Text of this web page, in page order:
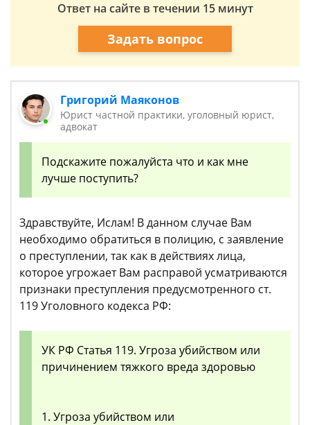
Ответ на сайте в течении 15 минут
Задать вопрос
Григорий Маяконов
Юрист частной практики, уголовный юрист,
адвокат
Подскажите пожалуйста что и как мне
лучше поступить?
Здравствуйте, Ислам! В данном случае Вам
необходимо обратиться в полицию, с заявление
о преступлении, так как в действиях лица,
которое угрожает Вам расправой усматриваются
признаки преступления предусмотренного ст.
119 Уголовного кодекса РФ:
УК РФ Статья 119. Угроза убийством или
причинением тяжкого вреда здоровью
1. Угроза убийством или